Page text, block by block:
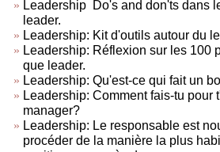
Leadership Do's and don'ts dans
leader.
Leadership: Kit d'outils autour du
Leadership: Réflexion sur les 100
que leader.
Leadership: Qu'est-ce qui fait un
Leadership: Comment fais-tu pour
manager?
Leadership: Le responsable est
procéder de la manière la plus